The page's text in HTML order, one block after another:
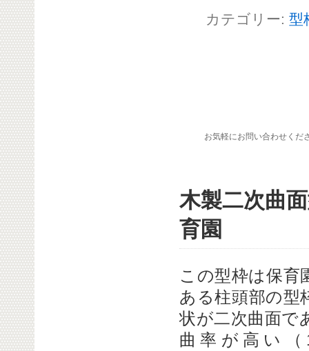
カテゴリー: 型
お気軽にお問い合わせくだ
木製二次曲
育園
この型枠は保育
ある柱頭部の型
状が二次曲面で
曲率が高い（